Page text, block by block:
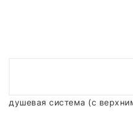
душевая система (с